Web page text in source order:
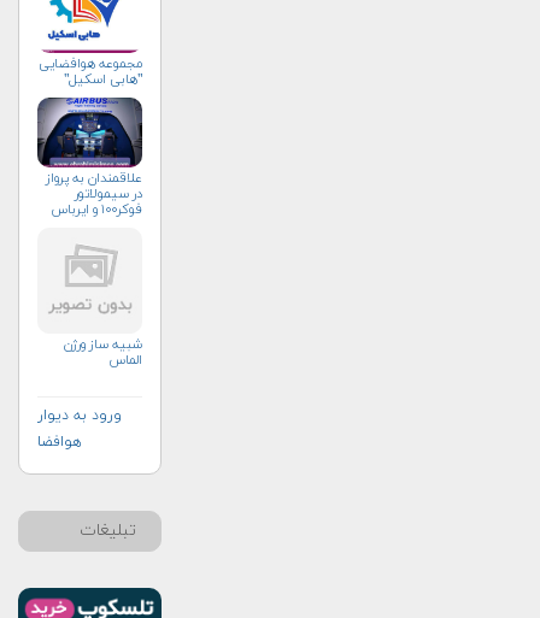
مجموعه هوافضایی
"هابی اسکیل"
علاقمندان به پرواز
در سیمولاتور
فوکر۱۰۰ و ایرباس
شبیه ساز ورژن
الماس
ورود به دیوار
هوافضا
تبلیغات